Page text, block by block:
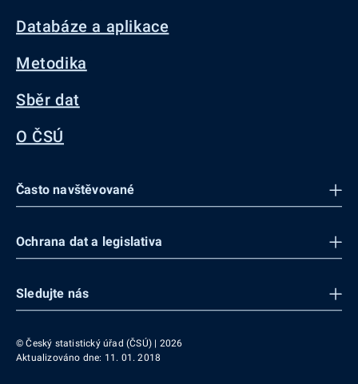
Databáze a aplikace
Metodika
Sběr dat
O ČSÚ
Často navštěvované
Ochrana dat a legislativa
Sledujte nás
© Český statistický úřad (ČSÚ) | 2026
Aktualizováno dne: 11. 01. 2018